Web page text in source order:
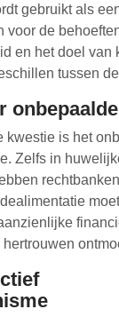
gebruikt als
voor de
en het doel van
tussen
kwestie is het
Zelfs in